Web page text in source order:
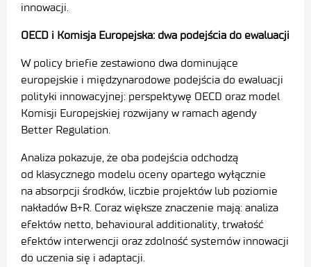
innowacji.
OECD i Komisja Europejska: dwa podejścia do ewaluacji
W policy briefie zestawiono dwa dominujące
europejskie i międzynarodowe podejścia do ewaluacji
polityki innowacyjnej: perspektywę OECD oraz model
Komisji Europejskiej rozwijany w ramach agendy
Better Regulation.
Analiza pokazuje, że oba podejścia odchodzą
od klasycznego modelu oceny opartego wyłącznie
na absorpcji środków, liczbie projektów lub poziomie
nakładów B+R. Coraz większe znaczenie mają: analiza
efektów netto, behavioural additionality, trwałość
efektów interwencji oraz zdolność systemów innowacji
do uczenia się i adaptacji.